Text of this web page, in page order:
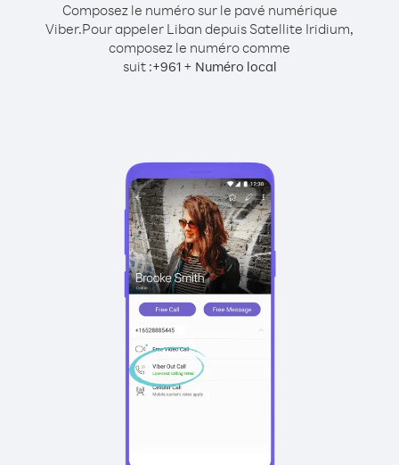
Composez le numéro sur le pavé numérique
Viber.Pour appeler Liban depuis Satellite Iridium,
composez le numéro comme
suit :+961+ Numéro local